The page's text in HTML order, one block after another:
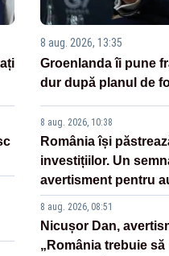
8 aug. 2026, 13:35
Groenlanda îi pune
dur după planul de
8 aug. 2026, 10:38
România își
investițiilor. Un
avertisment pentru
8 aug. 2026, 08:51
Nicușor Dan,
„România trebuie